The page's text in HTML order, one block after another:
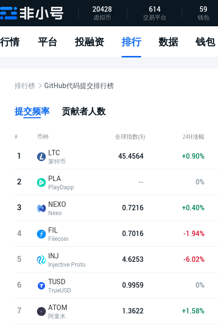
APP下载
指标说明
问题反馈
20428
虚拟币
614
交易平台
59
钱包
行情 平台 投融资 排行 数据 钱包
排行榜 GitHub代码提交排行榜
提交频率 贡献者人数
# 币种 全球指数($) 24H涨幅
1 LTC
莱特币
45.4564 +0.90%
2 PLA
PlayDapp
-- 0%
3 NEXO
Nexo
0.7216 +0.40%
4 FIL
Filecoin
0.7016 -1.94%
5 INJ
Injective Protocol
4.6253 -6.02%
6 TUSD
TrueUSD
0.9959 0%
7 ATOM
阿童木
1.3622 +1.58%